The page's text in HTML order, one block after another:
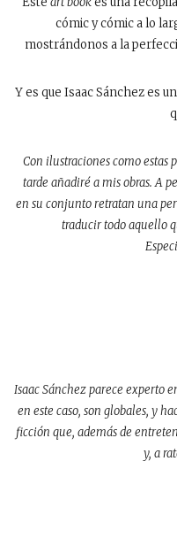
cómic y cómic a lo
mostrándonos a la
Y es que Isaac Sánchez es
Con ilustraciones como estas
tarde añadiré a mis obras. A
en su conjunto retratan una
traducir todo aquello
Isaac Sánchez parece experto
en este caso, son globales, y
ficción que, además de
y, a